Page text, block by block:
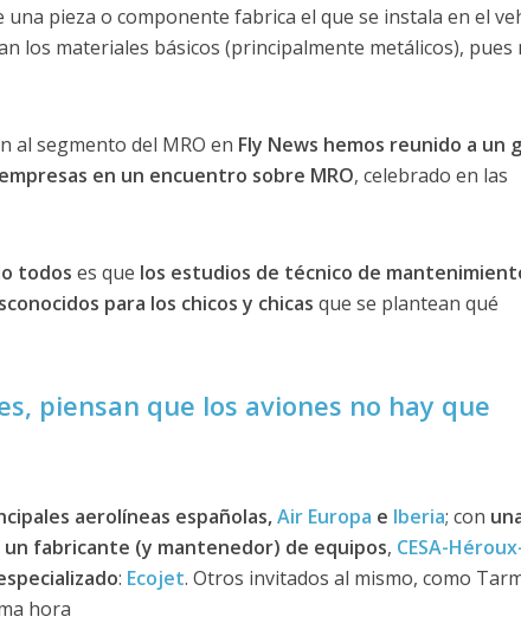
una pieza o componente fabrica el que se instala en el
los materiales básicos (principalmente metálicos), pues
al segmento del MRO en Fly News hemos reunido a un
en un encuentro sobre MRO, celebrado en las
todos es que los estudios de técnico de
para los chicos y chicas que se plantean qué
piensan que los aviones no hay que
aerolíneas españolas,Air Europa e Iberia; con
un fabricante (y mantenedor) de equipos, CESA-
: Ecojet. Otros invitados al mismo, como
hora